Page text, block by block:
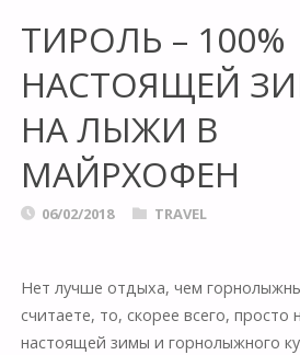
ТИРОЛЬ – 100%
НАСТОЯЩЕЙ
НА ЛЫЖИ В
МАЙРХОФЕН
06/02/2018 TRAVEL
Нет лучше отдыха, чем
считаете, то, скорее всего, просто
настоящей зимы и горнолыжного